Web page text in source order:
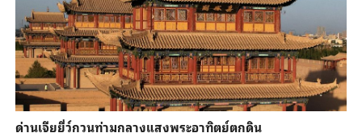
ด่านเจียยี่ว์กวนท่ามกลางแสงพระอาทิตย์ตกดิน